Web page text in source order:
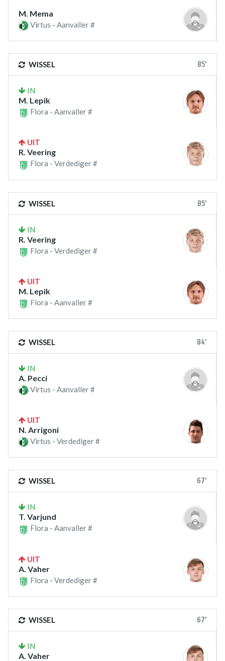
M. Mema
Virtus - Aanvaller #
WISSEL 85'
IN
M. Lepik
Flora - Aanvaller #
UIT
R. Veering
Flora - Verdediger #
WISSEL 85'
IN
R. Veering
Flora - Verdediger #
UIT
M. Lepik
Flora - Aanvaller #
WISSEL 84'
IN
A. Pecci
Virtus - Aanvaller #
UIT
N. Arrigoni
Virtus - Verdediger #
WISSEL 67'
IN
T. Varjund
Flora - Aanvaller #
UIT
A. Vaher
Flora - Verdediger #
WISSEL 67'
IN
A. Vaher